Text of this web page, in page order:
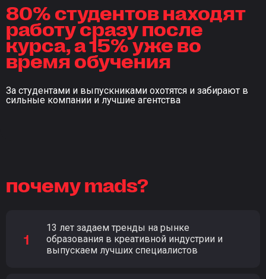
80% студентов находят
работу сразу после
курса, а 15% уже во
время обучения
За студентами и выпускниками охотятся и забирают в
сильные компании и лучшие агентства
почему mads?
13 лет задаем тренды на рынке
образования в креативной индустрии и
выпускаем лучших специалистов